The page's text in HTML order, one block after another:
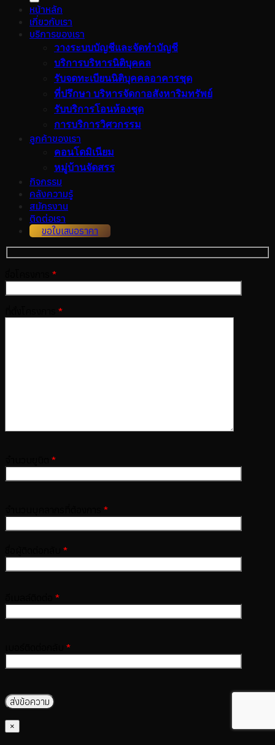
หน้าหลัก
เกี่ยวกับเรา
บริการของเรา
วางระบบบัญชีและจัดทำบัญชี
บริการบริหารนิติบุคคล
รับจดทะเบียนนิติบุคคลอาคารชุด
ที่ปรึกษา บริหารจัดกาอสังหาริมทรัพย์
รับบริการโอนห้องชุด
การบริการวิศวกรรม
ลูกค้าของเรา
คอนโดมิเนียม
หมู่บ้านจัดสรร
กิจกรรม
คลังความรู้
สมัครงาน
ติดต่อเรา
ขอใบเสนอราคา
*
*
*
*
*
*
*
×